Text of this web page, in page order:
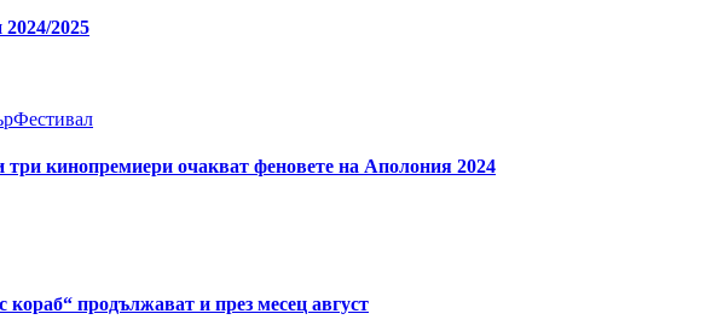
2025
Фестивал
кинопремиери очакват феновете на Аполония 2024
продължават и през месец август